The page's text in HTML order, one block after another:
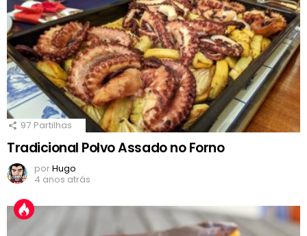
97 Partilhas
Tradicional Polvo Assado no Forno
porHugo
4 anos atrás